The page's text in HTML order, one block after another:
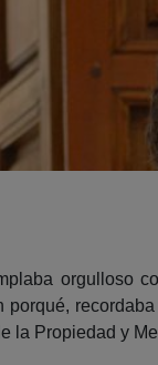
orgulloso
porqué,
la Propiedad y